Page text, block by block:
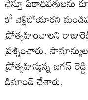
కో వెళ్లిపోయారని
ప్రోత్సహించాలని
ప్రశ్నించారు.
ప్రోత్సహిస్తున్న జగన్
డిమాండ్ చేశారు.